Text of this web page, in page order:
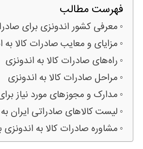
فهرست مطالب
معرفی کشور اندونزی برای
مزایای و معایب صادرات کالا به
راه‌های صادرات کالا به اندونزی
مراحل صادرات کالا به اندونزی
مدارک و مجوزهای مورد نیاز
لیست کالاهای صادراتی ایران
مشاوره صادرات کالا به اندونزی